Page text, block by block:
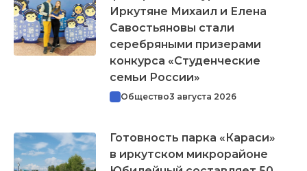
Иркутяне Михаил и Елена
Савостьяновы стали
серебряными призерами
конкурса «Студенческие
семьи России»
Общество3 августа 2026
Готовность парка «Караси»
в иркутском микрорайоне